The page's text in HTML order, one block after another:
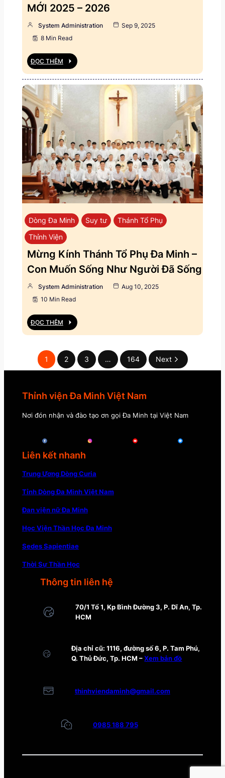
MỚI 2025 – 2026
System Administration
Sep 9, 2025
8 Min Read
ĐỌC THÊM
Dòng Đa Minh Suy tư
Thánh Tổ Phụ
Thỉnh Viện
Mừng Kính Thánh Tổ Phụ Đa Minh –
Con Muốn Sống Như Người Đã Sống
System Administration
Aug 10, 2025
10 Min Read
ĐỌC THÊM
1 2 3 … 164 Next
Thỉnh viện Đa Minh Việt Nam
Nơi đón nhận và đào tạo ơn gọi Đa Minh tại Việt Nam
Liên kết nhanh
Trung Ương Dòng Curia
Tỉnh Dòng Đa Minh Việt Nam
Đan viện nữ Đa Minh
Học Viện Thần Học Đa Minh
Sedes Sapientiae
Thời Sự Thần Học
Thông tin liên hệ
70/1 Tổ 1, Kp Bình Đường 3, P. Dĩ An, Tp.
HCM
Địa chỉ cũ: 1116, đường số 6, P. Tam Phú,
Q. Thủ Đức, Tp. HCM –Xem bản đồ
thinhviendaminh@gmail.com
0985 188 795